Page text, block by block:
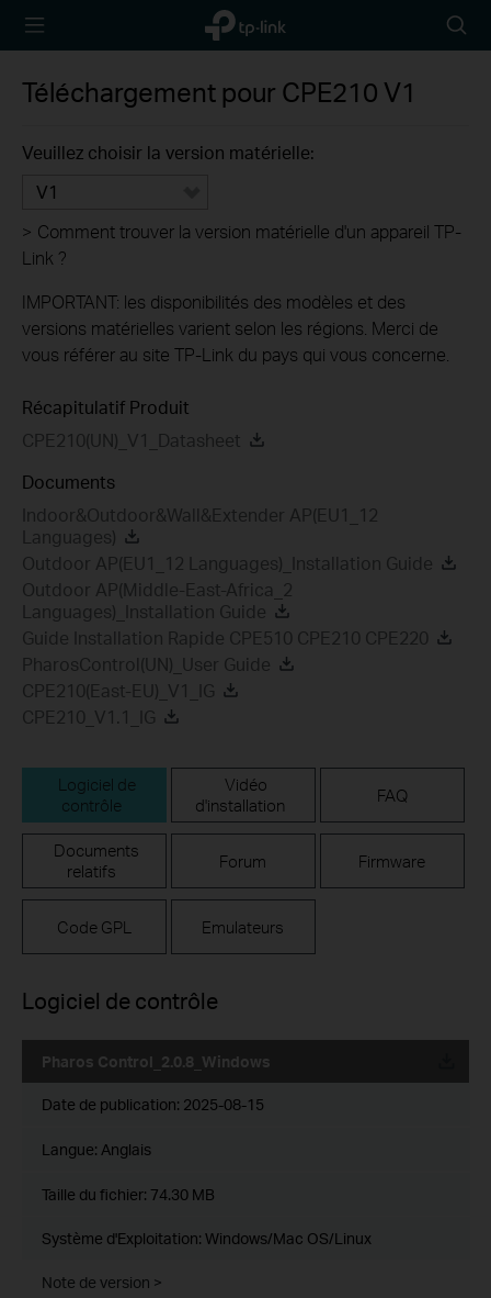
TP-Link,
Reliably
icon
Téléchargement pour CPE210 V1
Veuillez choisir la version matérielle:
V1
> Comment trouver la version matérielle d'un appareil TP-
Link ?
IMPORTANT: les disponibilités des modèles et des
versions matérielles varient selon les régions. Merci de
vous référer au site TP-Link du pays qui vous concerne.
Récapitulatif Produit
CPE210(UN)_V1_Datasheet
Documents
Indoor&Outdoor&Wall&Extender AP(EU1_12
Languages)
Outdoor AP(EU1_12 Languages)_Installation Guide
Outdoor AP(Middle-East-Africa_2
Languages)_Installation Guide
Guide Installation Rapide CPE510 CPE210 CPE220
PharosControl(UN)_User Guide
CPE210(East-EU)_V1_IG
CPE210_V1.1_IG
Logiciel de
contrôle
Vidéo
d'installation
FAQ
Documents
relatifs
Forum Firmware
Code GPL Emulateurs
Logiciel de contrôle
Pharos Control_2.0.8_Windows
Date de publication: 2025-08-15
Langue: Anglais
Taille du fichier: 74.30 MB
Système d'Exploitation: Windows/Mac OS/Linux
Note de version >